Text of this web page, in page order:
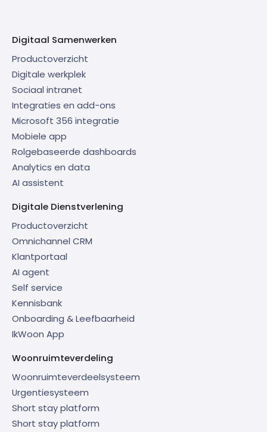
Digitaal Samenwerken
Productoverzicht
Digitale werkplek
Sociaal intranet
Integraties en add-ons
Microsoft 356 integratie
Mobiele app
Rolgebaseerde dashboards
Analytics en data
AI assistent
Digitale Dienstverlening
Productoverzicht
Omnichannel CRM
Klantportaal
AI agent
Self service
Kennisbank
Onboarding & Leefbaarheid
IkWoon App
Woonruimteverdeling
Woonruimteverdeelsysteem
Urgentiesysteem
Short stay platform
Short stay platform